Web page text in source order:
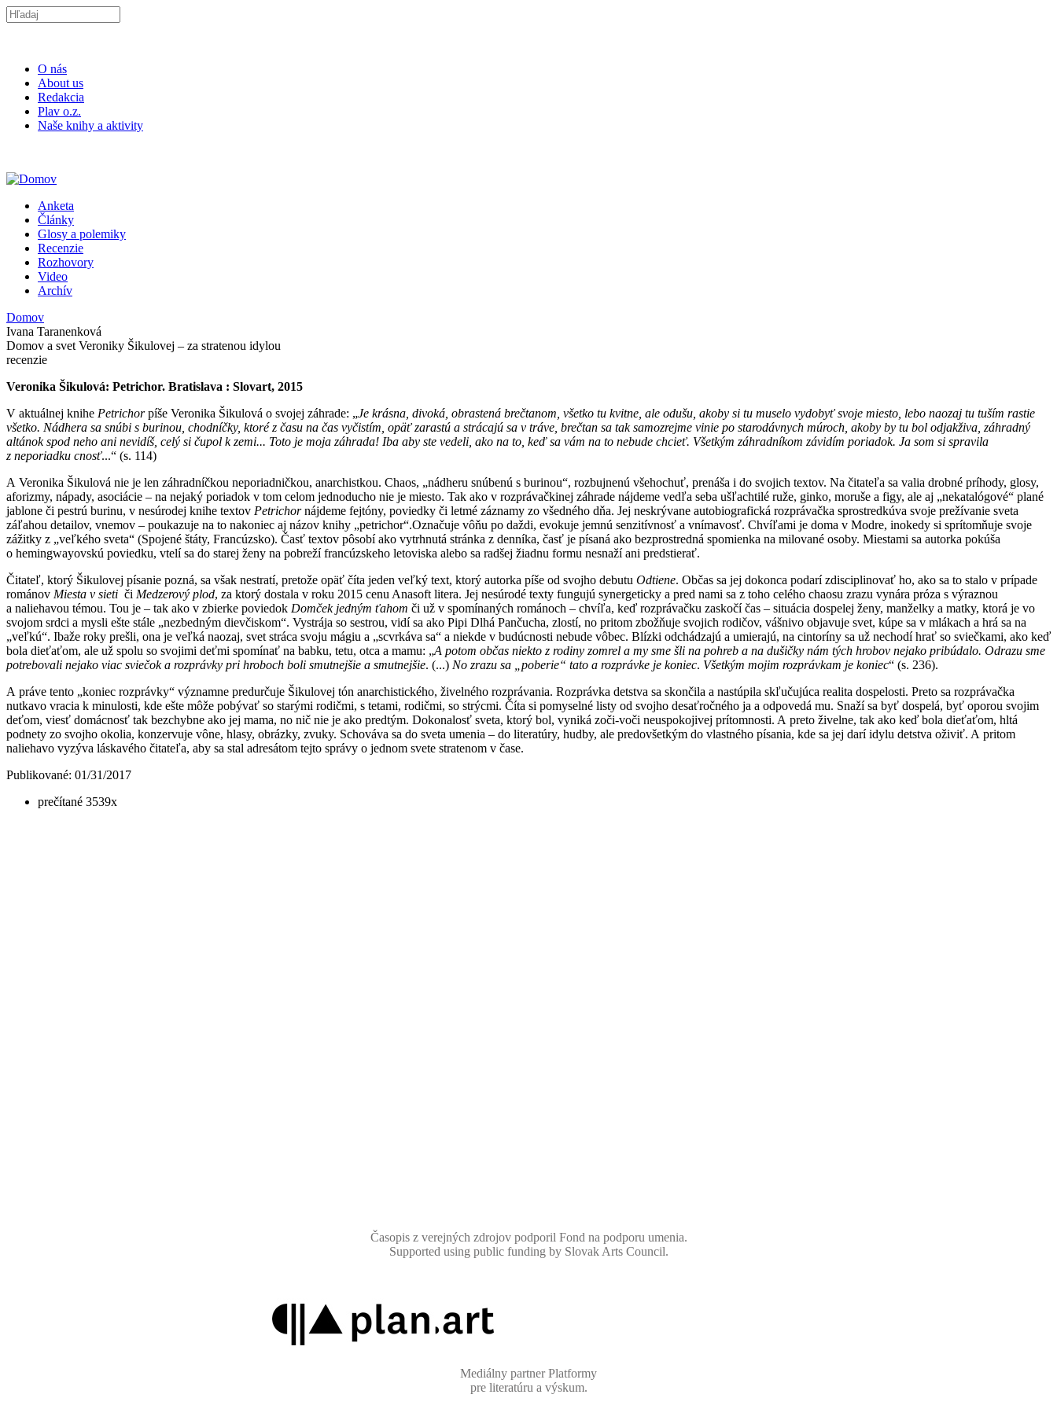
Skočiť na hlavný obsah
Search this site
O nás
About us
Redakcia
Plav o.z.
Naše knihy a aktivity
PlavAnketa
Články
Glosy a polemiky
Recenzie
Rozhovory
Video
Archív
Nachádzate sa tu
Domov
Ivana Taranenková
Domov a svet Veroniky Šikulovej – za stratenou idylou
recenzie
Veronika Šikulová: Petrichor. Bratislava : Slovart, 2015
V aktuálnej knihe Petrichorpíše Veronika Šikulová o svojej záhrade: „Je krásna, divoká, obrastená brečtanom, všetko tu kvitne, ale odušu, akoby si tu muselo vydobyť svoje miesto, lebo naozaj tu tuším rastie
všetko. Nádhera sa snúbi s burinou, chodníčky, ktoré z času na čas vyčistím, opäť zarastú a strácajú sa v tráve, brečtan sa tak samozrejme vinie po starodávnych múroch, akoby by tu bol odjakživa, záhradný
altánok spod neho ani nevidíš, celý si čupol k zemi... Toto je moja záhrada! Iba aby ste vedeli, ako na to, keď sa vám na to nebude chcieť. Všetkým záhradníkom závidím poriadok. Ja som si spravila
z neporiadku cnosť...“ (s. 114)
A Veronika Šikulová nie je len záhradníčkou neporiadničkou, anarchistkou. Chaos, „nádheru snúbenú s burinou“, rozbujnenú všehochuť, prenáša i do svojich textov. Na čitateľa sa valia drobné príhody, glosy,
aforizmy, nápady, asociácie – na nejaký poriadok v tom celom jednoducho nie je miesto. Tak ako v rozprávačkinej záhrade nájdeme vedľa seba ušľachtilé ruže, ginko, moruše a figy, ale aj „nekatalógové“ plané
jablone či pestrú burinu, v nesúrodej knihe textov Petrichornájdeme fejtóny, poviedky či letmé záznamy zo všedného dňa. Jej neskrývane autobiografická rozprávačka sprostredkúva svoje prežívanie sveta
záľahou detailov, vnemov – poukazuje na to nakoniec aj názov knihy „petrichor“.Označuje vôňu po daždi, evokuje jemnú senzitívnosť a vnímavosť. Chvíľami je doma v Modre, inokedy si sprítomňuje svoje
zážitky z „veľkého sveta“ (Spojené štáty, Francúzsko). Časť textov pôsobí ako vytrhnutá stránka z denníka, časť je písaná ako bezprostredná spomienka na milované osoby. Miestami sa autorka pokúša
o hemingwayovskú poviedku, vtelí sa do starej ženy na pobreží francúzskeho letoviska alebo sa radšej žiadnu formu nesnaží ani predstierať.
Čitateľ, ktorý Šikulovej písanie pozná, sa však nestratí, pretože opäť číta jeden veľký text, ktorý autorka píše od svojho debutu Odtiene. Občas sa jej dokonca podarí zdisciplinovať ho, ako sa to stalo v prípade
románov Miesta v sieti či Medzerový plod, za ktorý dostala v roku 2015 cenu Anasoft litera. Jej nesúrodé texty fungujú synergeticky a pred nami sa z toho celého chaosu zrazu vynára próza s výraznou
a naliehavou témou. Tou je – tak ako v zbierke poviedok Domček jedným ťahom či už v spomínaných románoch – chvíľa, keď rozprávačku zaskočí čas – situácia dospelej ženy, manželky a matky, ktorá je vo
svojom srdci a mysli ešte stále „nezbedným dievčiskom“. Vystrája so sestrou, vidí sa ako Pipi Dlhá Pančucha, zlostí, no pritom zbožňuje svojich rodičov, vášnivo objavuje svet, kúpe sa v mlákach a hrá sa na
„veľkú“. Ibaže roky prešli, ona je veľká naozaj, svet stráca svoju mágiu a „scvrkáva sa“ a niekde v budúcnosti nebude vôbec. Blízki odchádzajú a umierajú, na cintoríny sa už nechodí hrať so sviečkami, ako keď
bola dieťaťom, ale už spolu so svojimi deťmi spomínať na babku, tetu, otca a mamu: „A potom občas niekto z rodiny zomrel a my sme šli na pohreb a na dušičky nám tých hrobov nejako pribúdalo. Odrazu sme
potrebovali nejako viac sviečok a rozprávky pri hroboch boli smutnejšie a smutnejšie. (...) No zrazu sa „poberie“ tato a rozprávke je koniec. Všetkým mojim rozprávkam je koniec“ (s. 236).
A práve tento „koniec rozprávky“ významne predurčuje Šikulovej tón anarchistického, živelného rozprávania. Rozprávka detstva sa skončila a nastúpila skľučujúca realita dospelosti. Preto sa rozprávačka
nutkavo vracia k minulosti, kde ešte môže pobývať so starými rodičmi, s tetami, rodičmi, so strýcmi. Číta si pomyselné listy od svojho desaťročného ja a odpovedá mu. Snaží sa byť dospelá, byť oporou svojim
deťom, viesť domácnosť tak bezchybne ako jej mama, no nič nie je ako predtým. Dokonalosť sveta, ktorý bol, vyniká zoči-voči neuspokojivej prítomnosti. A preto živelne, tak ako keď bola dieťaťom, hltá
podnety zo svojho okolia, konzervuje vône, hlasy, obrázky, zvuky. Schováva sa do sveta umenia – do literatúry, hudby, ale predovšetkým do vlastného písania, kde sa jej darí idylu detstva oživiť. A pritom
naliehavo vyzýva láskavého čitateľa, aby sa stal adresátom tejto správy o jednom svete stratenom v čase.
Publikované: 01/31/2017
prečítané 3539x
Časopis z verejných zdrojov podporil Fond na podporu umenia.
Supported using public funding by Slovak Arts Council.
Mediálny partner Platformy
pre literatúru a výskum.